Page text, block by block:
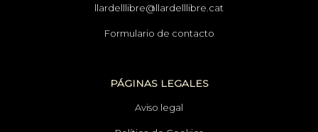
llardelllibre@llardelllibre.cat
Formulario de contacto
PÁGINAS LEGALES
Aviso legal